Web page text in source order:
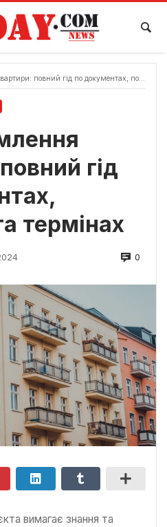
повний гід по документах, податках та термінах
гід
термінах
0
вимагає знання та